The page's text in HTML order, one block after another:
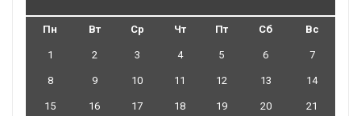
Пн Вт Ср Чт Пт Сб Вс
1 2 3 4 5 6 7
8 9 10 11 12 13 14
15 16 17 18 19 20 21